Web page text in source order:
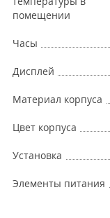
помещении
Часы
Дисплей
Материал корпуса
Цвет корпуса
Установка
Элементы питания